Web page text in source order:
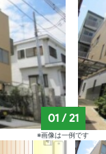
01 /21
※画像は一例です